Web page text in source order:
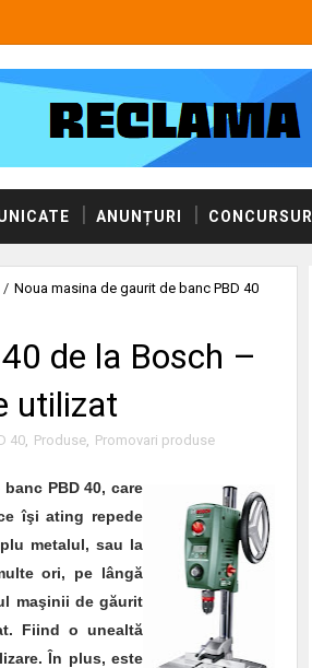
ANUNȚURI CONCURSURI
/ Noua masina de gaurit de banc PBD 40
de la Bosch –
utilizat
40, Produse, Promovari produse
PBD 40, care
îşi ating repede
metalul, sau la
ori, pe lângă
maşinii de găurit
Fiind o unealtă
În plus, este